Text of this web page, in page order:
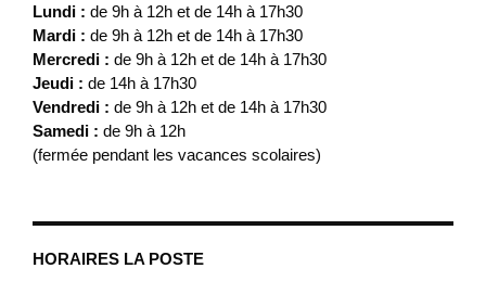
Lundi : de 9h à 12h et de 14h à 17h30
Mardi : de 9h à 12h et de 14h à 17h30
Mercredi : de 9h à 12h et de 14h à 17h30
Jeudi : de 14h à 17h30
Vendredi : de 9h à 12h et de 14h à 17h30
Samedi : de 9h à 12h
(fermée pendant les vacances scolaires)
HORAIRES LA POSTE